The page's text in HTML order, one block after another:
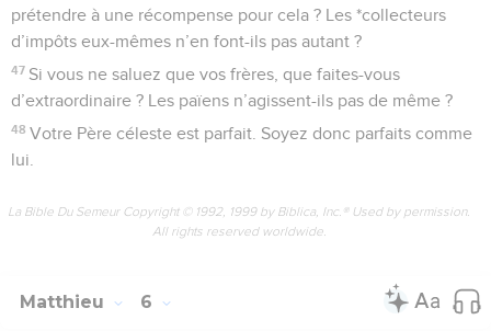
prétendre à une récompense pour cela ? Les *collecteurs
d’impôts eux-mêmes n’en font-ils pas autant ?
47 Si vous ne saluez que vos frères, que faites-vous
d’extraordinaire ? Les païens n’agissent-ils pas de même ?
48 Votre Père céleste est parfait. Soyez donc parfaits comme
lui.
La Bible Du Semeur Copyright © 1992, 1999 by Biblica, Inc.® Used by permission.
All rights reserved worldwide.
Matthieu 6